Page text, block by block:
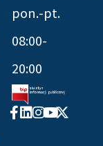
pon.-pt.
08:00-
20:00
Facebook-
f
Linkedin
Instagram
Youtube
X-
twitter